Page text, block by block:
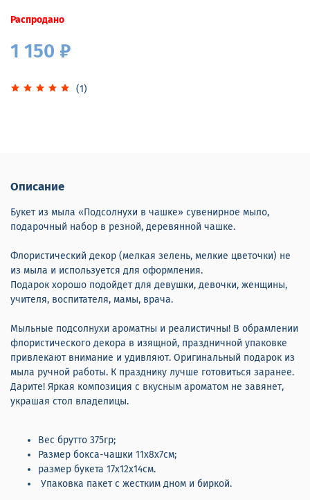
(1)
Распродано
1 150 ₽
Описание
Букет из мыла «Подсолнухи в чашке» сувенирное мыло,
подарочный набор в резной, деревянной чашке.
Флористический декор (мелкая зелень, мелкие цветочки) не
из мыла и используется для оформления.
Подарок хорошо подойдет для девушки, девочки, женщины,
учителя, воспитателя, мамы, врача.
Мыльные подсолнухи ароматны и реалистичны! В обрамлении
флористического декора в изящной, праздничной упаковке
привлекают внимание и удивляют. Оригинальный подарок из
мыла ручной работы. К празднику лучше готовиться заранее.
Дарите! Яркая композиция с вкусным ароматом не завянет,
украшая стол владелицы.
Вес брутто 375гр;
Размер бокса-чашки 11х8х7см;
размер букета 17х12х14см.
Упаковка пакет с жестким дном и биркой.